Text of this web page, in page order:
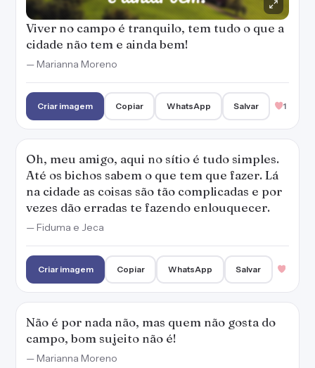
Viver no campo é tranquilo, tem tudo o que a
cidade não tem e ainda bem!
— Marianna Moreno
Criar imagem Copiar WhatsApp Salvar 1
Oh, meu amigo, aqui no sítio é tudo simples.
Até os bichos sabem o que tem que fazer. Lá
na cidade as coisas são tão complicadas e por
vezes dão erradas te fazendo enlouquecer.
— Fiduma e Jeca
Criar imagem Copiar WhatsApp Salvar
Não é por nada não, mas quem não gosta do
campo, bom sujeito não é!
— Marianna Moreno